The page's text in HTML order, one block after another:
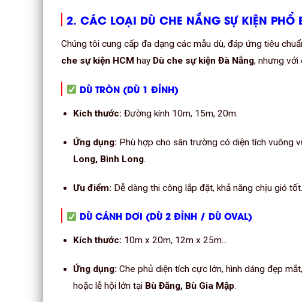
2. CÁC LOẠI DÙ CHE NẮNG SỰ KIỆN PHỔ
Chúng tôi cung cấp đa dạng các mẫu dù, đáp ứng tiêu
che sự kiện HCM hay Dù che sự kiện Đà Nẵng, nhưng với
DÙ TRÒN (DÙ 1 ĐỈNH)
Kích thước: Đường kính 10m, 15m, 20m.
Ứng dụng: Phù hợp cho sân trường có diện tích vuông
Long, Bình Long.
Ưu điểm: Dễ dàng thi công lắp đặt, khả năng chịu gió tốt.
DÙ CÁNH DƠI (DÙ 2 ĐỈNH / DÙ OVAL)
Kích thước: 10m x 20m, 12m x 25m…
Ứng dụng: Che phủ diện tích cực lớn, hình dáng đẹp
hoặc lễ hội lớn tại Bù Đăng, Bù Gia Mập.